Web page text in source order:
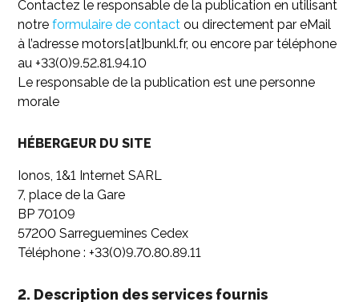
Contactez le responsable de la publication en utilisant
notreformulaire de contactou directement par eMail
à l’adresse motors[at]bunkl.fr, ou encore par téléphone
au +33(0)9.52.81.94.10
Le responsable de la publication est une personne
morale
HÉBERGEUR DU SITE
Ionos, 1&1 Internet SARL
7, place de la Gare
BP 70109
57200 Sarreguemines Cedex
Téléphone : +33(0)9.70.80.89.11
2. Description des services fournis